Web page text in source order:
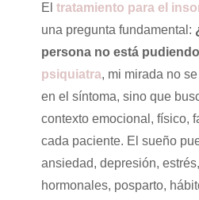
El tratamiento para el
una pregunta fundamental:
persona no está
psiquiatra, mi mirada no
en el síntoma, sino que
contexto emocional, físico,
cada paciente. El sueño
ansiedad, depresión,
hormonales, posparto,